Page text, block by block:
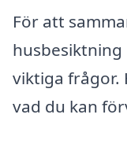
För att
husbesiktning
viktiga frågor.
vad du kan